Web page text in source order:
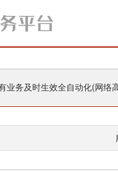
业务及时生效全自动化(网络